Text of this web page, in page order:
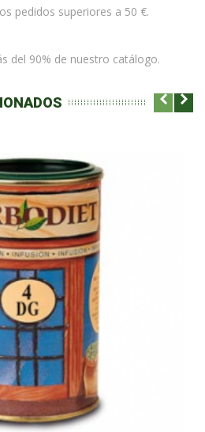
pedidos superiores a 50 €.
del 90% de nuestro catálogo.